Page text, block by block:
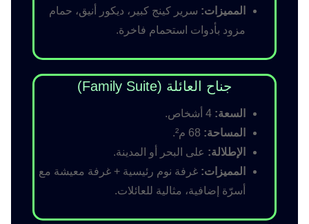
المميزات: سرير كينج كبير، ديكور أنيق، حمام
مزود بأدوات استحمام فاخرة.
جناح العائلة (Family Suite)
السعة:
المساحة:
الإطلالة: على البحر أو المدينة.
المميزات: غرفة نوم رئيسية + غرفة معيشة مع
أسرّة إضافية، مثالية للعائلات.